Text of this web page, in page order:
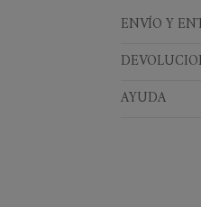
ENVÍO Y
AYUDA